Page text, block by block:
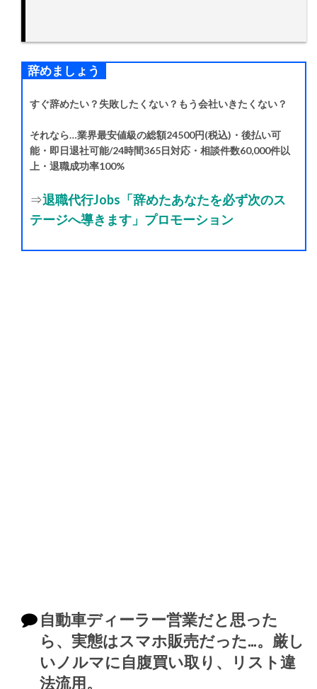
辞めましょう
すぐ辞めたい？失敗したくない？もう会社いきたくない？
それなら…業界最安値級の総額24500円(税込)・後払い可
能・即日退社可能/24時間365日対応・相談件数60,000件以
上・退職成功率100%
⇒退職代行Jobs「辞めたあなたを必ず次のス
テージへ導きます」プロモーション
自動車ディーラー営業だと思った
ら、実態はスマホ販売だった…。厳し
いノルマに自腹買い取り、リスト違
法流用。